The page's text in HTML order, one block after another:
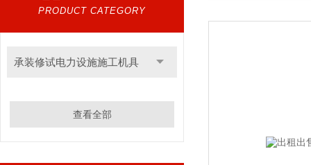
PRODUCT CATEGORY
承装修试电力设施施工机具
查看全部